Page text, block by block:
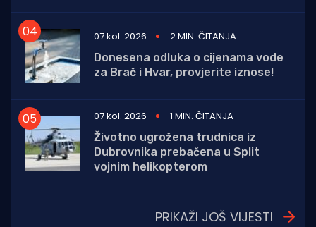
07 kol. 2026
2 MIN. ČITANJA
Donesena odluka o cijenama vode
za Brač i Hvar, provjerite iznose!
07 kol. 2026
1 MIN. ČITANJA
Životno ugrožena trudnica iz
Dubrovnika prebačena u Split
vojnim helikopterom
PRIKAŽI JOŠ VIJESTI